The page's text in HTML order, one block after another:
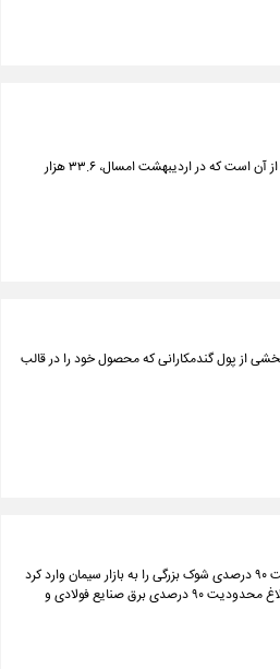
گزارش مدیریت پژوهش، توسعه و مطالعات اسلامی سازمان بورس حاکی از آن است که در اردیبهشت امسال، ۳۳.۶ هزار
از پول گندمکارانی که محصول خود را در قالب
دبیر انجمن صنفی کارفرمایان صنعت سیمان با بیان اینکه اعمال محدودیت ۹۰ درصدی شوک بزرگی را به بازار سیمان وارد کرد
و بازار را به سمت تنش قیمتی برد، گفت: وزارت صمت بلافاصله پس از ابلاغ محدودیت ۹۰ درصدی برق صنایع فولادی و